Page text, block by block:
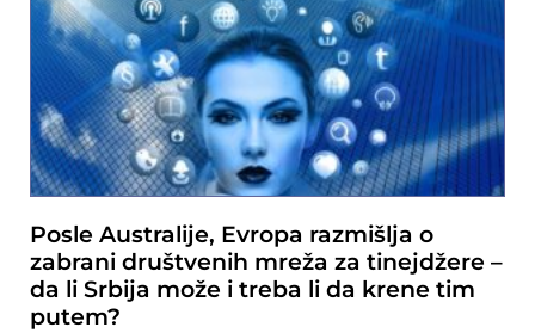
Posle Australije, Evropa razmišlja o
zabrani društvenih mreža za tinejdžere –
da li Srbija može i treba li da krene tim
putem?